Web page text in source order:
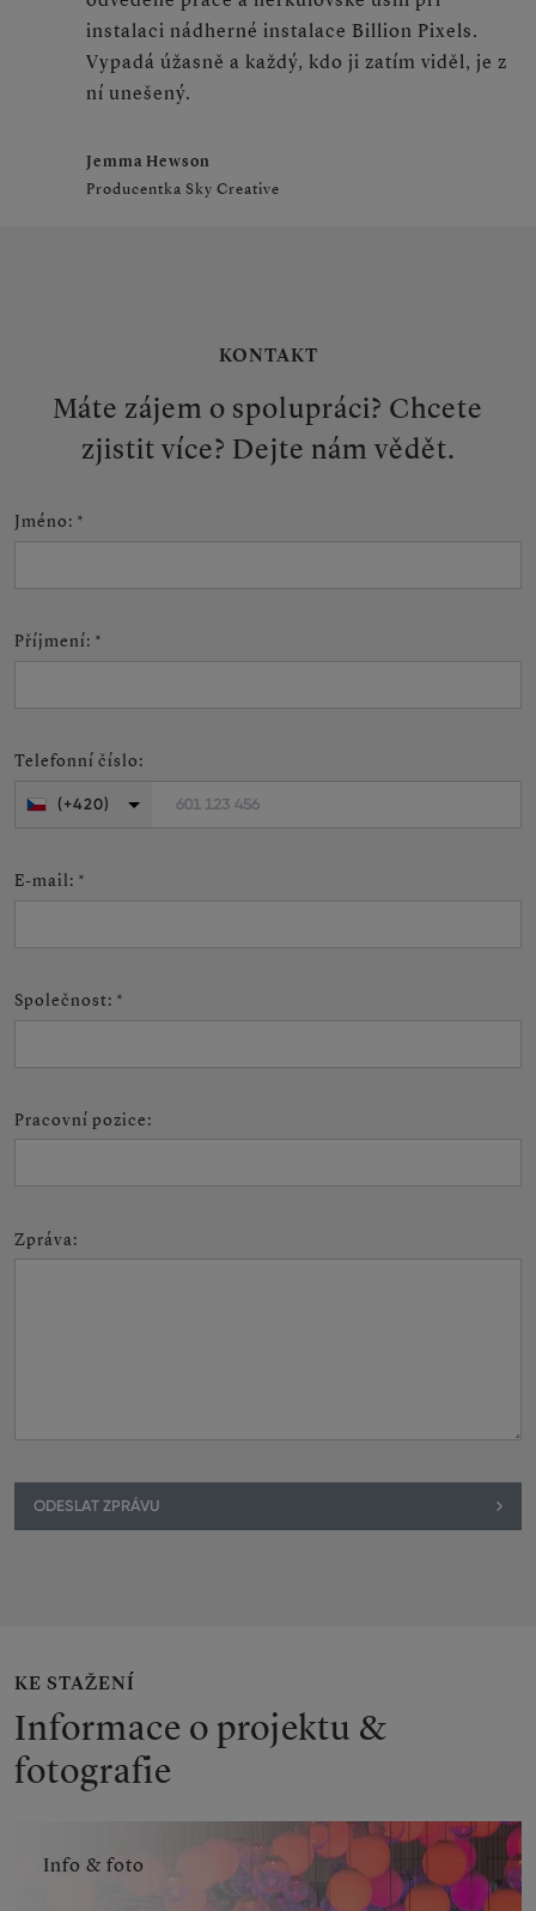
instalaci nádherné instalace Billion Pixels.
Vypadá úžasně a každý, kdo ji zatím viděl, je z
ní unešený.
Jemma Hewson
Producentka Sky Creative
KONTAKT
Máte zájem o spolupráci? Chcete
zjistit více? Dejte nám vědět.
Jméno: *
Příjmení: *
Telefonní číslo:
601 123 456
(+420)
E-mail: *
Společnost: *
Pracovní pozice:
Zpráva:
ODESLAT ZPRÁVU
KE STAŽENÍ
Informace o projektu &
fotografie
Info & foto